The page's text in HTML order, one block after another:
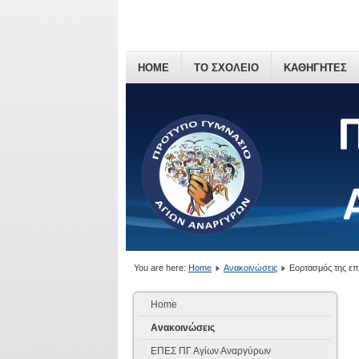
HOME ΤΟ ΣΧΟΛΕΙΟ ΚΑΘΗΓΗΤΕΣ
You are here: Home Ανακοινώσεις Εορτασμός της
Home
Ανακοινώσεις
ΕΠΕΣ ΠΓ Αγίων Αναργύρων